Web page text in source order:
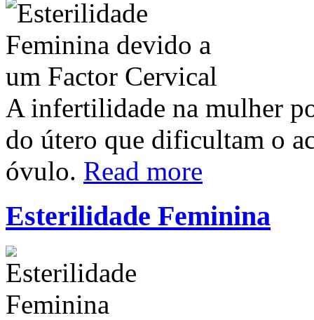
A infertilidade na mulher
do útero que dificultam o
óvulo. Read more
Esterilidade Feminina